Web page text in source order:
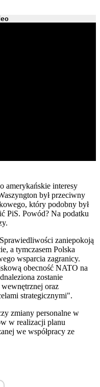
amerykańskie interesy
był przeciwny
który podobny był
PiS. Powód? Na podatku
zaniepokoją
a tymczasem Polska
wsparcia zagranicy.
obecność NATO na
zostanie
oraz
strategicznymi".
zmiany personalne w
w realizacji planu
we współpracy ze